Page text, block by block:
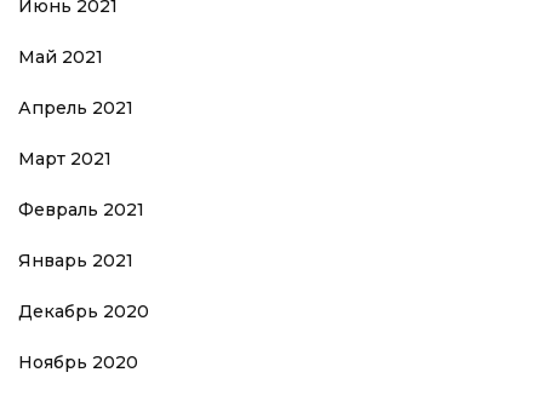
Июнь 2021
Май 2021
Апрель 2021
Март 2021
Февраль 2021
Январь 2021
Декабрь 2020
Ноябрь 2020